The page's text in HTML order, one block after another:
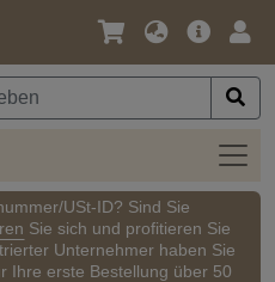
Sprache
Währung
USt-ID? Sind Sie
Sie sich und profitieren Sie
Unternehmer haben Sie
Ihre erste Bestellung über 50